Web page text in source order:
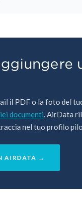
il PDF o la foto del
documenti. AirData
nel tuo profilo
AIRDATA →